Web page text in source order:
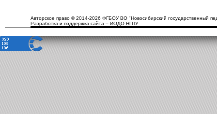
Авторское право © 2014-2026 ФГБОУ ВО "Новосибирский государственный
Разработка и поддержка сайта – ИОДО НГПУ